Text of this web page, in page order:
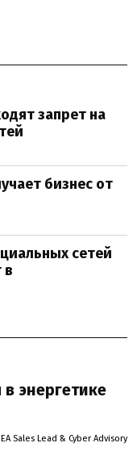
запрет на
бизнес от
сетей
в
энергетике
Sales Lead & Cyber Advisory